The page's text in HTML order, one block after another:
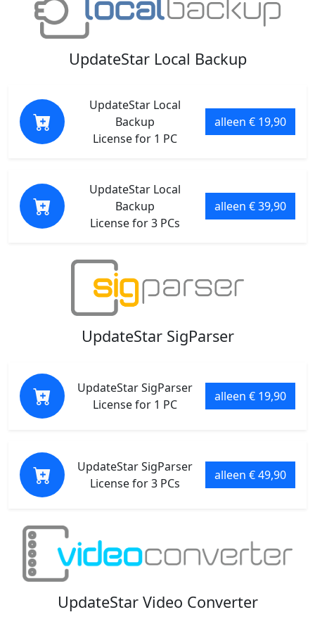
UpdateStar Local Backup
UpdateStar Local
Backup
License for 1 PC
alleen € 19,90
UpdateStar Local
Backup
License for 3 PCs
alleen € 39,90
UpdateStar SigParser
UpdateStar SigParser
License for 1 PC
alleen € 19,90
UpdateStar SigParser
License for 3 PCs
alleen € 49,90
UpdateStar Video Converter